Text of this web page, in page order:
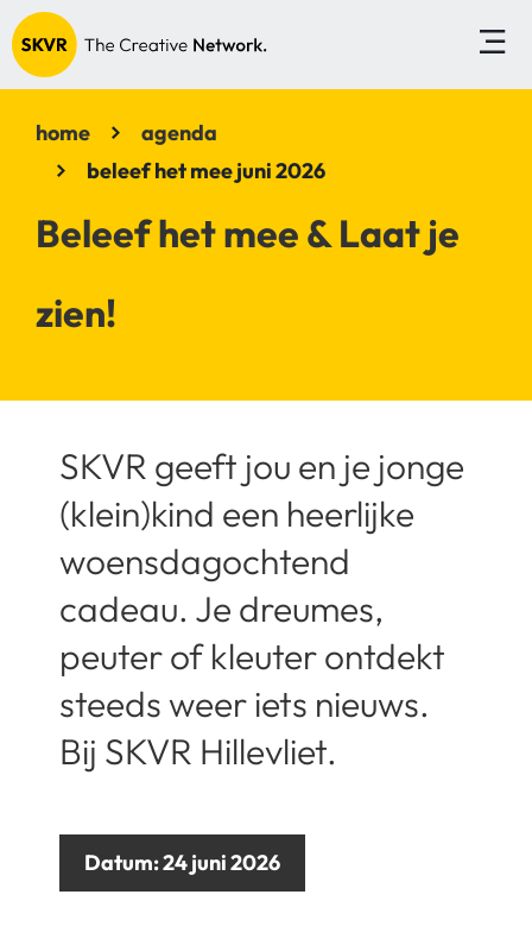
home
agenda
beleef het mee juni 2026
Beleef het mee & Laat je
zien!
SKVR geeft jou en je jonge
(klein)kind een heerlijke
woensdagochtend
cadeau. Je dreumes,
peuter of kleuter ontdekt
steeds weer iets nieuws.
Bij SKVR Hillevliet.
Datum:24 juni 2026